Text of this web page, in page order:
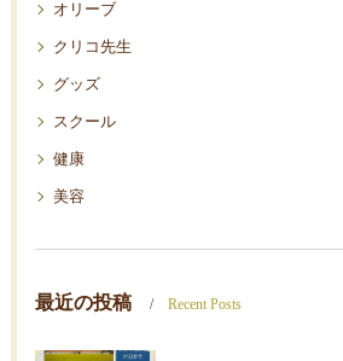
オリーブ
クリコ先生
グッズ
スクール
健康
美容
最近の投稿 Recent Posts